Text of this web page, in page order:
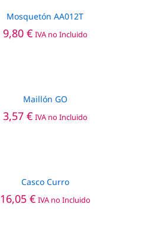
Mosquetón AA012T
9,80 € IVA no Incluido
Maillón GO
3,57 € IVA no Incluido
Casco Curro
16,05 € IVA no Incluido